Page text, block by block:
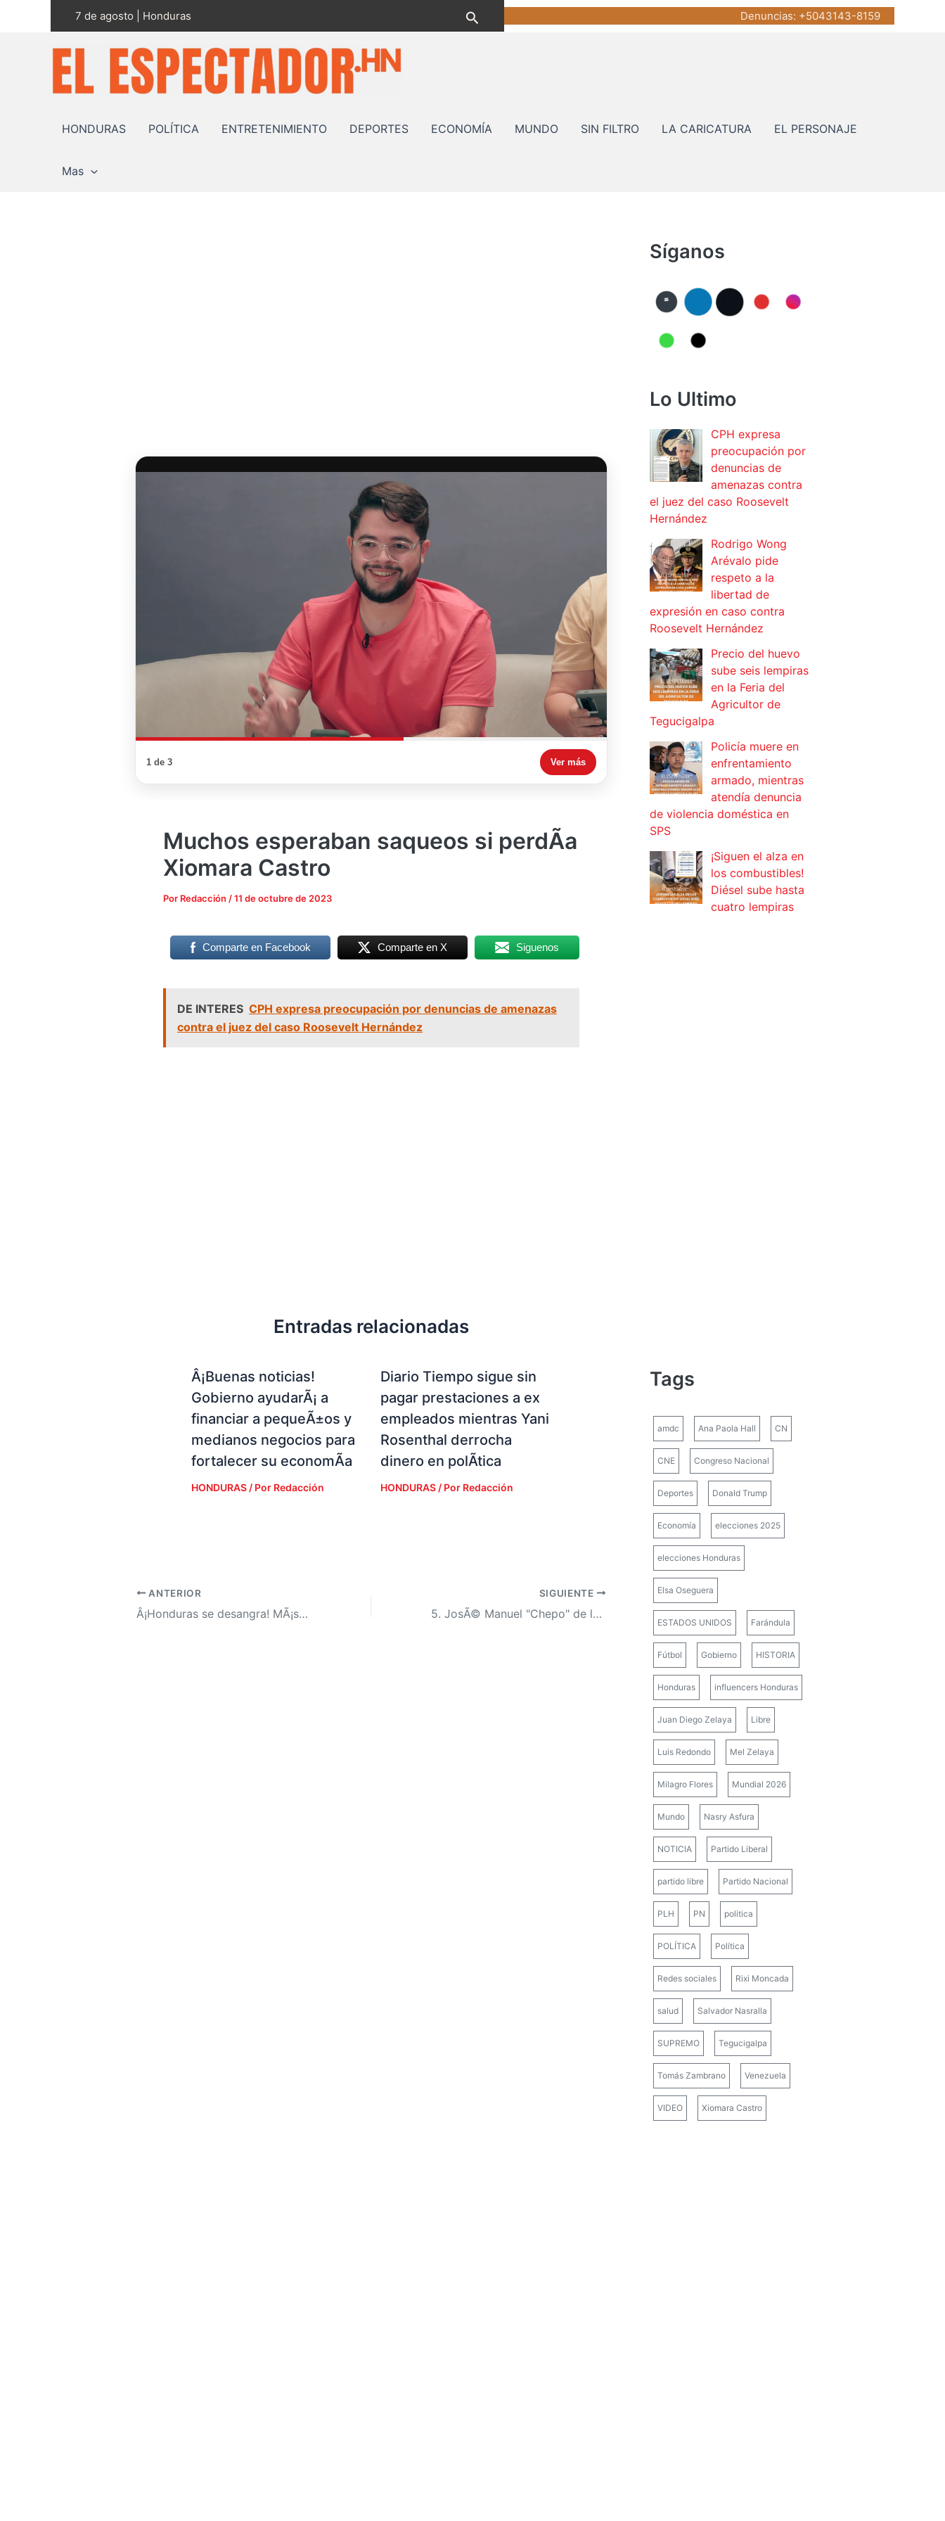
7 de agosto | Honduras Buscar Denuncias: +5043143-8159
HONDURAS POLÍTICA ENTRETENIMIENTO DEPORTES ECONOMÍA MUNDO SIN FILTRO LA CARICATURA EL PERSONAJE
Mas
1 de 3 Ver más
Muchos esperaban saqueos si perdÃ­a
Xiomara Castro
Por Redacción /11 de octubre de 2023
Comparte en Facebook Comparte en X Siguenos
DE INTERES CPH expresa preocupación por denuncias de amenazas
contra el juez del caso Roosevelt Hernández
Entradas relacionadas
Â¡Buenas noticias!
Gobierno ayudarÃ¡ a
financiar a pequeÃ±os y
medianos negocios para
fortalecer su economÃ­a
HONDURAS / Por Redacción
Diario Tiempo sigue sin
pagar prestaciones a ex
empleados mientras Yani
Rosenthal derrocha
dinero en polÃ­tica
HONDURAS/ Por Redacción
ANTERIOR
Â¡Honduras se desangra! MÃ¡s de 4,200 victimas por masacres se han registrado en los Ãºltimos 13 aÃ±os en el paÃ­s
SIGUIENTE
5. JosÃ© Manuel "Chepo" de la Torre
Síganos
Lo Ultimo
CPH expresa
preocupación por
denuncias de
amenazas contra
el juez del caso Roosevelt
Hernández
Rodrigo Wong
Arévalo pide
respeto a la
libertad de
expresión en caso contra
Roosevelt Hernández
Precio del huevo
sube seis lempiras
en la Feria del
Agricultor de
Tegucigalpa
Policía muere en
enfrentamiento
armado, mientras
atendía denuncia
de violencia doméstica en
SPS
¡Siguen el alza en
los combustibles!
Diésel sube hasta
cuatro lempiras
Tags
amdc Ana Paola Hall CN
CNE Congreso Nacional
Deportes Donald Trump
Economía elecciones 2025
elecciones Honduras
Elsa Oseguera
ESTADOS UNIDOS Farándula
Fútbol Gobierno HISTORIA
Honduras influencers Honduras
Juan Diego Zelaya Libre
Luis Redondo Mel Zelaya
Milagro Flores Mundial 2026
Mundo Nasry Asfura
NOTICIA Partido Liberal
partido libre Partido Nacional
PLH PN politica
POLÍTICA Política
Redes sociales Rixi Moncada
salud Salvador Nasralla
SUPREMO Tegucigalpa
Tomás Zambrano Venezuela
VIDEO Xiomara Castro